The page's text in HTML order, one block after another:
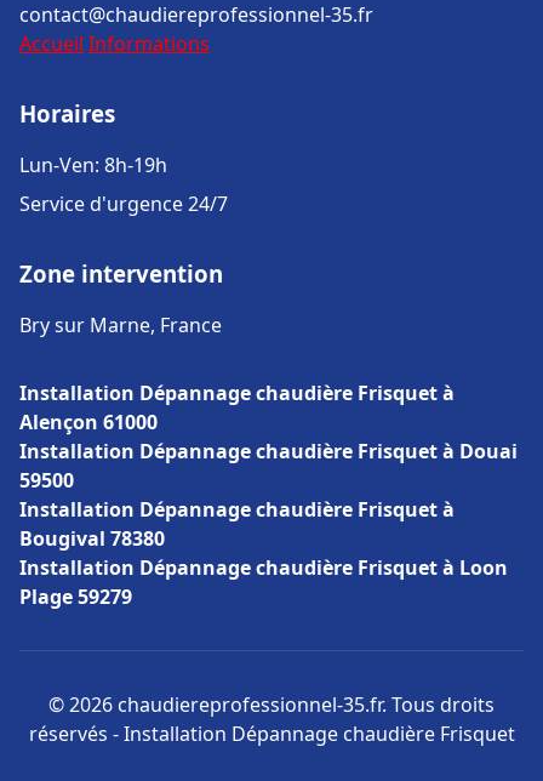
contact@chaudiereprofessionnel-35.fr
Accueil Informations
Horaires
Lun-Ven: 8h-19h
Service d'urgence 24/7
Zone intervention
Bry sur Marne, France
Installation Dépannage chaudière Frisquet à
Alençon 61000
Installation Dépannage chaudière Frisquet à Douai
59500
Installation Dépannage chaudière Frisquet à
Bougival 78380
Installation Dépannage chaudière Frisquet à Loon
Plage 59279
© 2026 chaudiereprofessionnel-35.fr. Tous droits
réservés - Installation Dépannage chaudière Frisquet